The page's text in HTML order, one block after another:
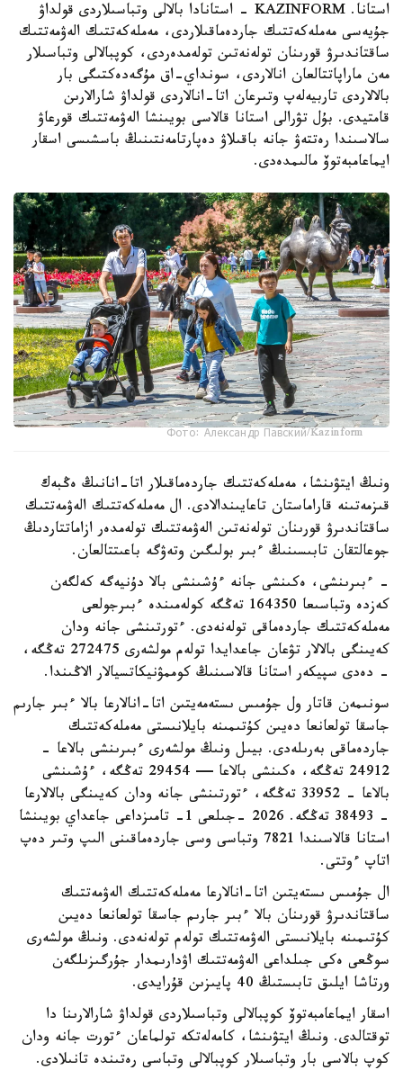
استانا. KAZINFORM - استانادا بالالى وتباسىلاردى قولداۋ
جۇيەسى مەملەكەتتىك جاردەماقىلاردى، مەملەكەتتىك الەۋمەتتىك
ساقتاندىرۋ قورىنان تولەنەتىن تولەمدەردى، كوپبالالى وتباسىلار
مەن ماراپاتتالعان انالاردى، سونداي-اق مۇگەدەكتىگى بار
بالالاردى تاربيەلەپ وتىرعان اتا-انالاردى قولداۋ شارالارىن
قامتيدى. بۇل تۋرالى استانا قالاسى بويىنشا الەۋمەتتىك قورعاۋ
سالاسىندا رەتتەۋ جانە باقىلاۋ دەپارتامەنتىنىڭ باسشىسى اسقار
ايماعامبەتوۆ مالىمدەدى.
Фото: Александр Павский/Kazinform
ونىڭ ايتۋىنشا، مەملەكەتتىك جاردەماقىلار اتا-انانىڭ ەڭبەك
قىزمەتىنە قاراماستان تاعايىندالادى. ال مەملەكەتتىك الەۋمەتتىك
ساقتاندىرۋ قورىنان تولەنەتىن الەۋمەتتىك تولەمدەر ازاماتتاردىڭ
جوعالتقان تابىسىنىڭ ءبىر بولىگىن وتەۋگە باعىتتالعان.
- ءبىرىنشى، ەكىنشى جانە ءۇشىنشى بالا دۇنيەگە كەلگەن
كەزدە وتباسىعا 164350 تەڭگە كولەمىندە ءبىرجولعى
مەملەكەتتىك جاردەماقى تولەنەدى. ءتورتىنشى جانە ودان
كەيىنگى بالالار تۋعان جاعدايدا تولەم مولشەرى 272475 تەڭگە،
- دەدى سپيكەر استانا قالاسىنىڭ كوممۋنيكاتسيالار الاڭىندا.
سونىمەن قاتار ول جۇمىس ىستەمەيتىن اتا-انالارعا بالا ءبىر جارىم
جاسقا تولعانعا دەيىن كۇتىمىنە بايلانىستى مەملەكەتتىك
جاردەماقى بەرىلەدى. بيىل ونىڭ مولشەرى ءبىرىنشى بالاعا -
24912 تەڭگە، ەكىنشى بالاعا — 29454 تەڭگە، ءۇشىنشى
بالاعا - 33952 تەڭگە، ءتورتىنشى جانە ودان كەيىنگى بالالارعا
- 38493 تەڭگە. 2026 -جىلعى 1- تامىزداعى جاعداي بويىنشا
استانا قالاسىندا 7821 وتباسى وسى جاردەماقىنى الىپ وتىر دەپ
اتاپ ءوتتى.
ال جۇمىس ىستەيتىن اتا-انالارعا مەملەكەتتىك الەۋمەتتىك
ساقتاندىرۋ قورىنان بالا ءبىر جارىم جاسقا تولعانعا دەيىن
كۇتىمىنە بايلانىستى الەۋمەتتىك تولەم تولەنەدى. ونىڭ مولشەرى
سوڭعى ەكى جىلداعى الەۋمەتتىك اۋدارىمدار جۇرگىزىلگەن
ورتاشا ايلىق تابىستىڭ 40 پايىزىن قۇرايدى.
اسقار ايماعامبەتوۆ كوپبالالى وتباسىلاردى قولداۋ شارالارىنا دا
توقتالدى. ونىڭ ايتۋىنشا، كامەلەتكە تولماعان ءتورت جانە ودان
كوپ بالاسى بار وتباسىلار كوپبالالى وتباسى رەتىندە تانىلادى.